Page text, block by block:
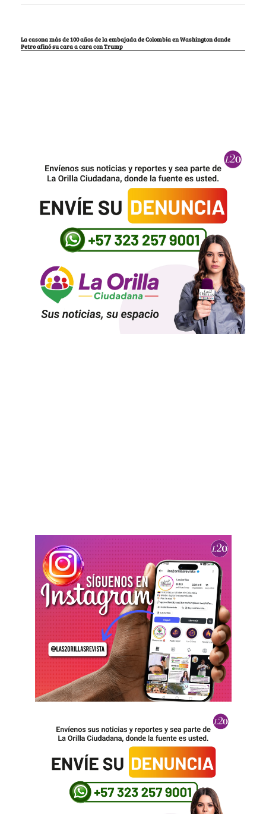
La casona más de 100 años de la embajada de Colombia en Washington donde
Petro afinó su cara a cara con Trump